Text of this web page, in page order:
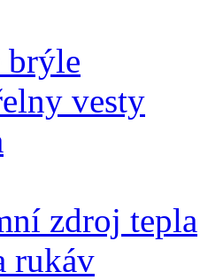
brýle
vesty
zdroj tepla
rukáv